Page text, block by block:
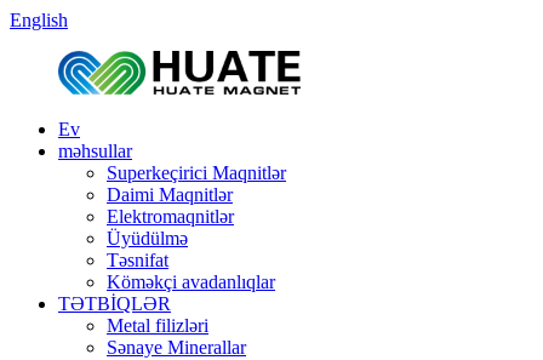
English
Ev
məhsullar
Superkeçirici Maqnitlər
Daimi Maqnitlər
Elektromaqnitlər
Üyüdülmə
Təsnifat
Köməkçi avadanlıqlar
TƏTBİQLƏR
Metal filizləri
Sənaye Minerallar